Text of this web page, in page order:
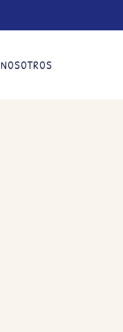
NOSOTROS